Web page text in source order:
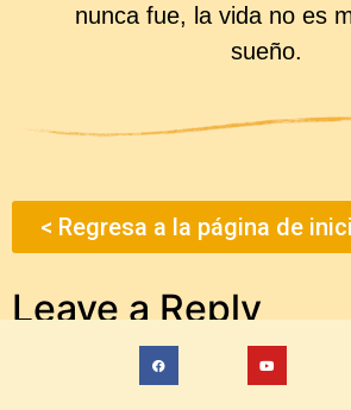
nunca fue, la vida no es
sueño.
< Regresa a la página de
Leave a Reply
logged in to post a